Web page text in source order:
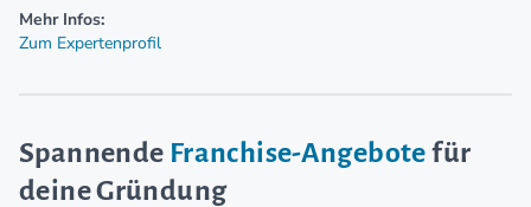
Mehr Infos:
Zum Expertenprofil
Spannende Franchise-Angebotefür
deine Gründung